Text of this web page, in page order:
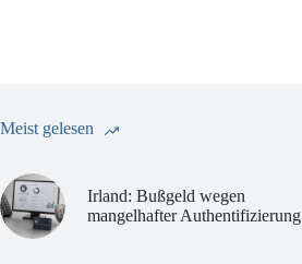
Meist gelesen
Irland: Bußgeld wegen
mangelhafter Authentifizierung